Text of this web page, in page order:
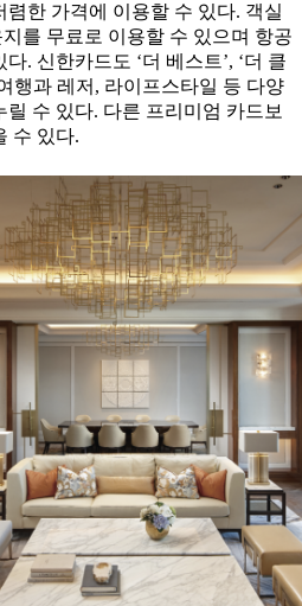
한 가격에 이용할 수 있다. 객실
를 무료로 이용할 수 있으며 항공
. 신한카드도 ‘더 베스트’, ‘더 클
행과 레저, 라이프스타일 등 다양
수 있다. 다른 프리미엄 카드보
수 있다.